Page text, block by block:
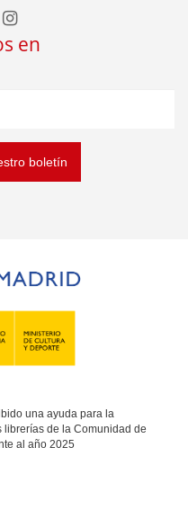
en
boletín
una ayuda para la
librerías de la Comunidad de
al año 2025